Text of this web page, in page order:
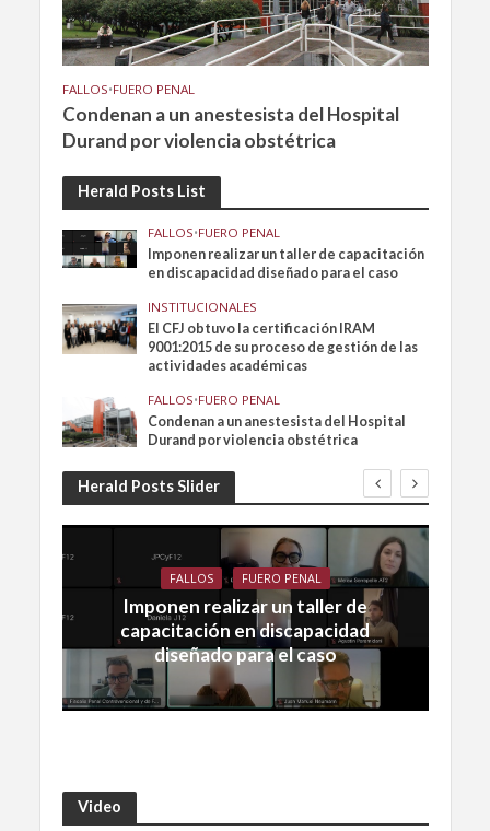
FALLOS•FUERO PENAL
Condenan a un anestesista del Hospital
Durand por violencia obstétrica
Herald Posts List
FALLOS•FUERO PENAL
Imponen realizar un taller de capacitación
en discapacidad diseñado para el caso
INSTITUCIONALES
El CFJ obtuvo la certificación IRAM
9001:2015 de su proceso de gestión de las
actividades académicas
FALLOS•FUERO PENAL
Condenan a un anestesista del Hospital
Durand por violencia obstétrica
Herald Posts Slider
FALLOS FUERO PENAL
Imponen realizar un taller de
capacitación en discapacidad
diseñado para el caso
Video